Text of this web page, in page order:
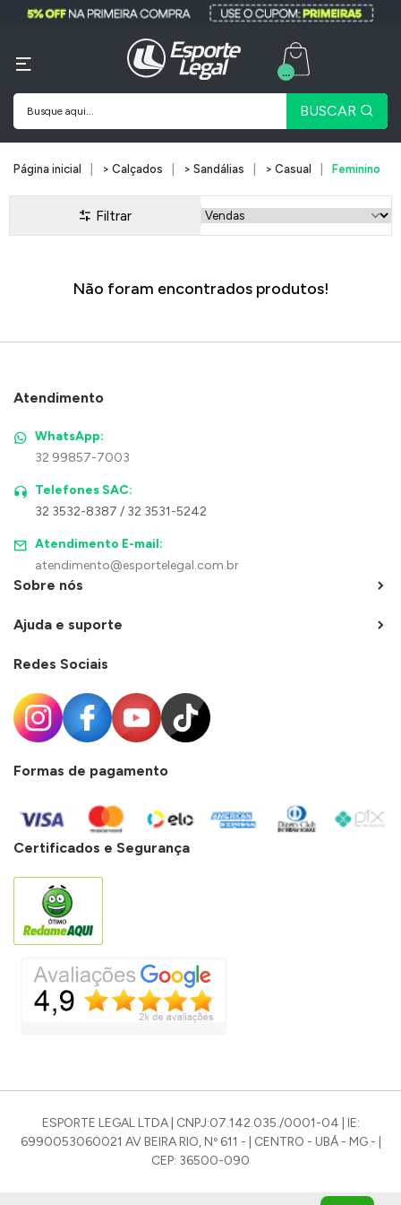
BUSCAR
...
Página inicial > Calçados > Sandálias > Casual Feminino
Filtrar
Não foram encontrados produtos!
Atendimento
WhatsApp:
32 99857-7003
Telefones SAC:
32 3532-8387 / 32 3531-5242
Atendimento E-mail:
atendimento@esportelegal.com.br
Sobre nós
Ajuda e suporte
Redes Sociais
Formas de pagamento
Certificados e Segurança
ESPORTE LEGAL LTDA | CNPJ:07.142.035./0001-04 | IE:
6990053060021 AV BEIRA RIO, Nº 611 - | CENTRO - UBÁ - MG - |
CEP: 36500-090